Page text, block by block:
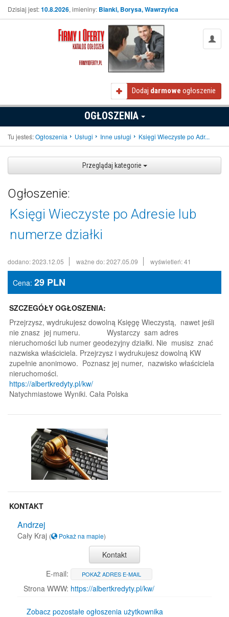
Dzisiaj jest:10.8.2026, imieniny: Bianki, Borysa, Wawrzyńca
Dodaj darmowe ogłoszenie
OGŁOSZENIA
Tu jesteś:Ogłoszenia Usługi Inne usługi Księgi Wieczyste po Adr...
Przeglądaj kategorie
Ogłoszenie:
Księgi Wieczyste po Adresie lub
numerze działki
dodano: 2023.12.05 ważne do: 2027.05.09 wyświetleń: 41
Cena: 29 PLN
SZCZEGÓŁY OGŁOSZENIA:
Przejrzysz, wydrukujesz dowolną Księgę Wieczystą, nawet jeśli
nie znasz jej numeru. Wystarczy sam adres
nieruchomości lub numer geodezyjny działki. Nie musisz znać
nazwiska właściciela. Przejrzysz i wydrukujesz dowolną KW
zupełnie anonimowo. Poznasz jej numer, nazwisko właściciela
nieruchomości.
https://albertkredyty.pl/kw/
Natychmiastowe Wyniki. Cała Polska
KONTAKT
Andrzej
Cały Kraj ( Pokaż na mapie)
Kontakt
E-mail:
POKAŻ ADRES E-MAIL
Strona WWW: https://albertkredyty.pl/kw/
Zobacz pozostałe ogłoszenia użytkownika